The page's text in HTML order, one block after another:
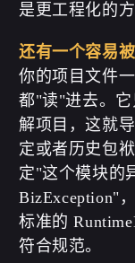
是更工程化的方
还有一个容易
你的项目文件
都"读"进去。
解项目，这就
定或者历史包
定"这个模块的
BizException"
标准的
符合规范。